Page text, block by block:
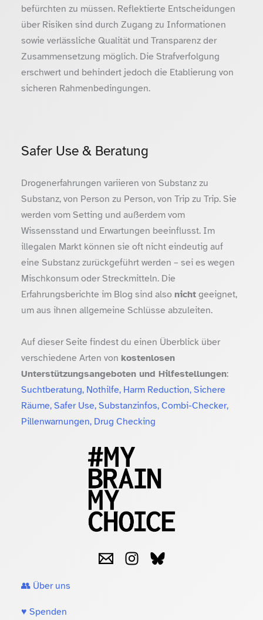
befürchten zu müssen. Reflektierte Entscheidungen
über Risiken sind durch Zugang zu Informationen
sowie verlässliche Qualität und Transparenz der
Zusammensetzung möglich. Die Strafverfolgung
erschwert und behindert jedoch die Etablierung von
sicheren Rahmenbedingungen.
Safer Use & Beratung
Drogenerfahrungen variieren von Substanz zu
Substanz, von Person zu Person, von Trip zu Trip. Sie
werden vom Setting und außerdem vom
Wissensstand und Erwartungen beeinflusst. Im
illegalen Markt können sie oft nicht eindeutig auf
eine Substanz zurückgeführt werden – sei es wegen
Mischkonsum oder Streckmitteln. Die
Erfahrungsberichte im Blog sind also nichtgeeignet,
um aus ihnen allgemeine Schlüsse abzuleiten.
Auf dieser Seite findest du einen Überblick über
verschiedene Arten von kostenlosen
Unterstützungsangeboten und Hilfestellungen:
Suchtberatung, Nothilfe, Harm Reduction, Sichere
Räume, Safer Use, Substanzinfos, Combi-Checker,
Pillenwarnungen, Drug Checking
👥 Über uns
♥️ Spenden